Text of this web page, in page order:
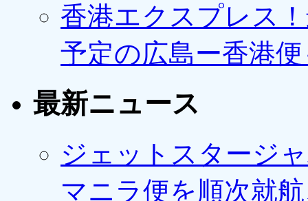
香港エクスプレス
予定の広島ー香港
最新ニュース
ジェットスタージ
マニラ便を順次就